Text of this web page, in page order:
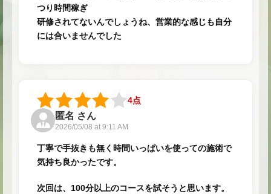
つり時間稼ぎ
研修されてないんでしょうね、営業的な感じも自分
には合いませんでした
4点
匿名 さん
2026/05/08 at 9:11 AM
丁寧で手抜きも無く時間いっぱいを使っての施術で
気持ち良かったです。
次回は、100分以上のコースを試そうと思います。